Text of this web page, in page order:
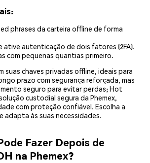
phrases da carteira offline de forma
ative autenticação de dois fatores (2FA).
com pequenas quantias primeiro.
suas chaves privadas offline, ideais para
prazo com segurança reforçada, mas
seguro para evitar perdas; Hot
custodial segura da Phemex,
com proteção confiável. Escolha a
adapta às suas necessidades.
Fazer Depois de
na Phemex?